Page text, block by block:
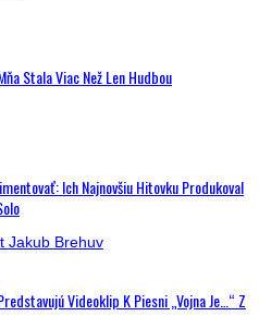
Stala Viac Než Len Hudbou
Ich Najnovšiu Hitovku Produkoval
Videoklip K Piesni „Vojna Je…“ Z